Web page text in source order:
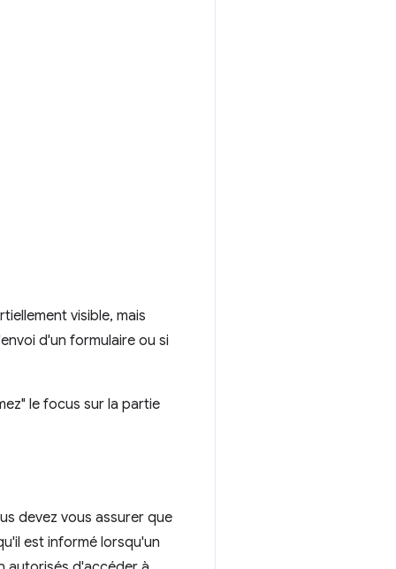
visible, mais
d'un formulaire ou si
le focus sur la partie
devez vous assurer que
est informé lorsqu'un